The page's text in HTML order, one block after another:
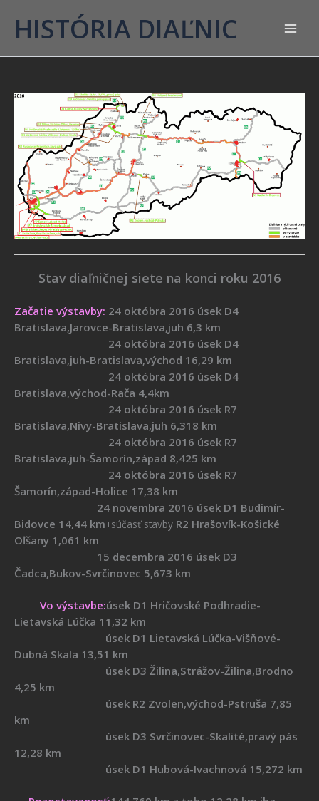
HISTÓRIA DIAĽNIC
Stav diaľničnej siete na konci roku 2016
Začatie výstavby: 24 októbra 2016 úsek D4
Bratislava,Jarovce-Bratislava,juh 6,3 km
24 októbra 2016 úsek D4
Bratislava,juh-Bratislava,východ 16,29 km
24 októbra 2016 úsek D4
Bratislava,východ-Rača 4,4km
24 októbra 2016 úsek R7
Bratislava,Nivy-Bratislava,juh 6,318 km
24 októbra 2016 úsek R7
Bratislava,juh-Šamorín,západ 8,425 km
24 októbra 2016 úsek R7
Šamorín,západ-Holice 17,38 km
24 novembra 2016 úsek D1 Budimír-
Bidovce 14,44 km+súčasť stavby R2 Hrašovík-Košické
Oľšany 1,061 km
15 decembra 2016 úsek D3
Čadca,Bukov-Svrčinovec 5,673 km
Vo výstavbe:úsek D1 Hričovské Podhradie-
Lietavská Lúčka 11,32 km
úsek D1 Lietavská Lúčka-Višňové-
Dubná Skala 13,51 km
úsek D3 Žilina,Strážov-Žilina,Brodno
4,25 km
úsek R2 Zvolen,východ-Pstruša 7,85
km
úsek D3 Svrčinovec-Skalité,pravý pás
12,28 km
úsek D1 Hubová-Ivachnová 15,272 km